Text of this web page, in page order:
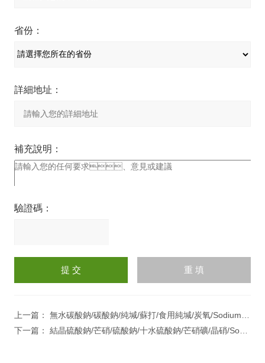
省份：
詳細地址：
補充說明：
驗證碼：
上一篇： 無水碳酸鈉/碳酸鈉/純堿/蘇打/食用純堿/炭氧/Sodium carbonate anhydrous
下一篇： 結晶硫酸鈉/芒硝/硫酸鈉/十水硫酸鈉/芒硝礦/晶硝/Sodium sulfafe decahydra